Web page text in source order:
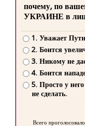
почему, по
УКРАИНЕ в
1. Уважает
2. Боится
3. Никому не
4. Боится
5. Просто у
не сделать.
Всего проголосовало